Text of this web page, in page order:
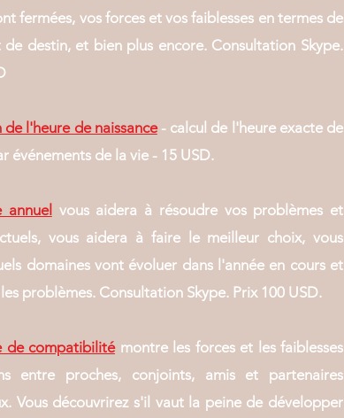
fermées, vos forces et vos faiblesses en termes de
de destin, et bien plus encore. Consultation Skype.
de l'heure de naissance - calcul de l'heure exacte de
événements de la vie - 15 USD.
annuel vous aidera à résoudre vos problèmes et
vous aidera à faire le meilleur choix, vous
domaines vont évoluer dans l'année en cours et
problèmes. Consultation Skype. Prix 100 USD.
de compatibilité montre les forces et les faiblesses
entre proches, conjoints, amis et partenaires
Vous découvrirez s'il vaut la peine de développer